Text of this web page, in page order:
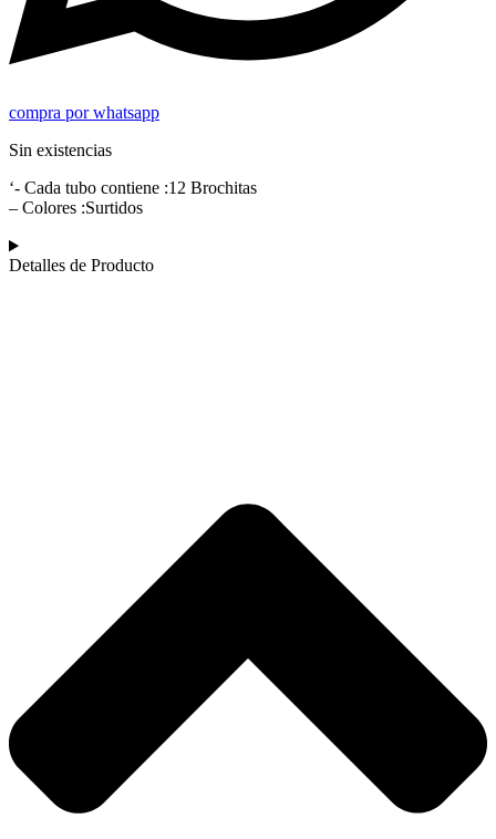
compra por whatsapp
Sin existencias
‘- Cada tubo contiene :12 Brochitas
– Colores :Surtidos
Detalles de Producto